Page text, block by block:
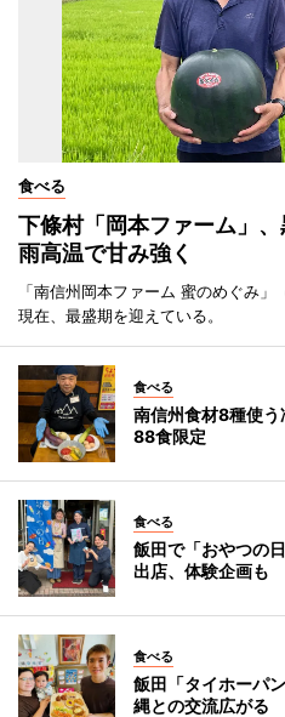
食べる
下條村「岡本ファーム」
雨高温で甘み強く
「南信州岡本ファーム 蜜のめぐみ
現在、最盛期を迎えている。
食べる
南信州食材8種使
88食限定
食べる
飯田で「おやつの
出店、体験企画も
食べる
飯田「タイホーパ
縄との交流広がる